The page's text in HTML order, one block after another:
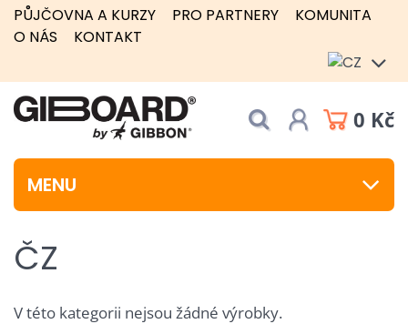
PŮJČOVNA A KURZY PRO PARTNERY
KOMUNITA
O NÁS
KONTAKT
0 Kč
MENU
ČZ
V této kategorii nejsou žádné výrobky.